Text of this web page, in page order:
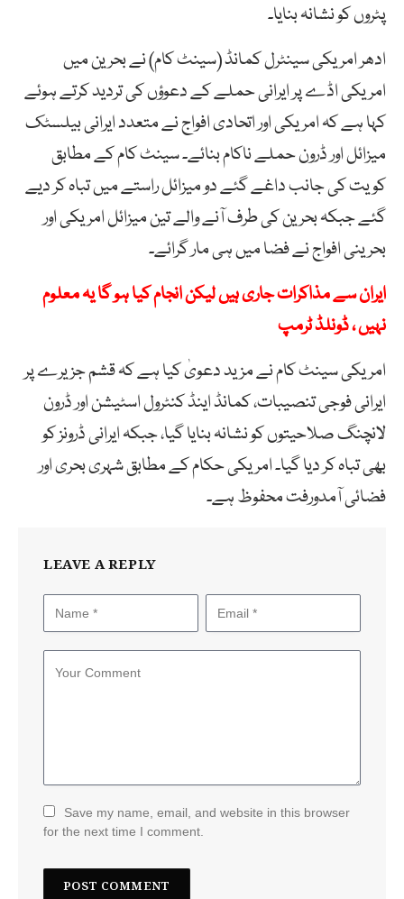
پٹروں کو نشانہ بنایا۔
ادھر امریکی سینٹرل کمانڈ (سینٹ کام) نے بحرین میں
امریکی اڈے پر ایرانی حملے کے دعوؤں کی تردید کرتے ہوئے
کہا ہے کہ امریکی اور اتحادی افواج نے متعدد ایرانی بیلسٹک
میزائل اور ڈرون حملے ناکام بنائے۔ سینٹ کام کے مطابق
کویت کی جانب داغے گئے دو میزائل راستے میں تباہ کر دیے
گئے جبکہ بحرین کی طرف آنے والے تین میزائل امریکی اور
بحرینی افواج نے فضا میں ہی مار گرائے۔
ایران سے مذاکرات جاری ہیں لیکن انجام کیا ہو گا یہ معلوم
نہیں ، ڈونلڈ ٹرمپ
امریکی سینٹ کام نے مزید دعویٰ کیا ہے کہ قشم جزیرے پر
ایرانی فوجی تنصیبات، کمانڈ اینڈ کنٹرول اسٹیشن اور ڈرون
لانچنگ صلاحیتوں کو نشانہ بنایا گیا، جبکہ ایرانی ڈرونز کو
بھی تباہ کر دیا گیا۔ امریکی حکام کے مطابق شہری بحری اور
فضائی آمدورفت محفوظ ہے۔
LEAVE A REPLY
Save my name, email, and website in this browser
for the next time I comment.